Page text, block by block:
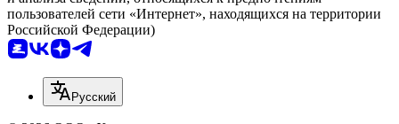
пользователей сети «Интернет», находящихся на территории
Российской Федерации)
Русский